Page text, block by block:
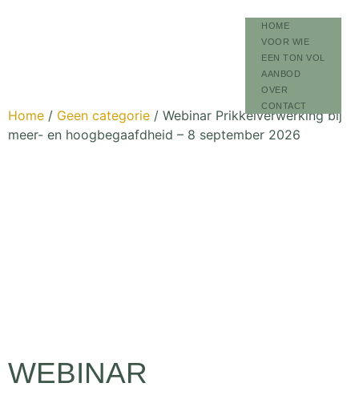
HOME
VOOR WIE
EEN TON VOL
AANBOD
OVER
CONTACT
Home / Geen categorie / Webinar Prikkelverwerking bij
meer- en hoogbegaafdheid – 8 september 2026
WEBINAR